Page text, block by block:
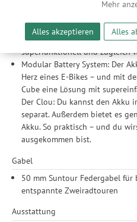
ermöglicht es uns, anhand
Werbeanzeigen für Sie
unserer Website sicherzustellen
werden Ihre Daten auch an
weitergegeben. Die
Zwecke der Einbindung von
Durchführung von statistischer
Produktempfehlungen und
Informationen zu den
und der Speicherdauer finden
Einwilligung ist freiwillig, für die
Einwilligung unter
Drittanbieter erteilen und
Mehr
Alles akzeptieren Alles
der Abschließfunktion haben
Ergebnis: ein ästhetisch
superfunktionell und zugleich
Modular Battery System: Der
Herz eines E-Bikes – und mit
Cube eine Lösung mit
Der Clou: Du kannst den Akku
separat. Außerdem bietet es
Akku. So praktisch – und du
ausgekommen bist.
Gabel
50 mm Suntour Federgabel für
entspannte Zweiradtouren
Ausstattung